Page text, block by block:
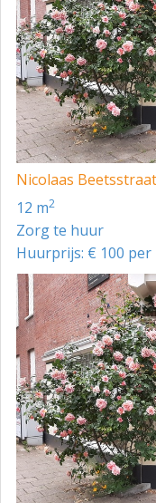
Nicolaas
12 m2
Zorg te huur
Huurprijs: € 100 per